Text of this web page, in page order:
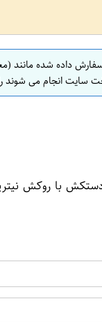
داده شده مانند
سایت انجام می شوند
روکش نیتریل